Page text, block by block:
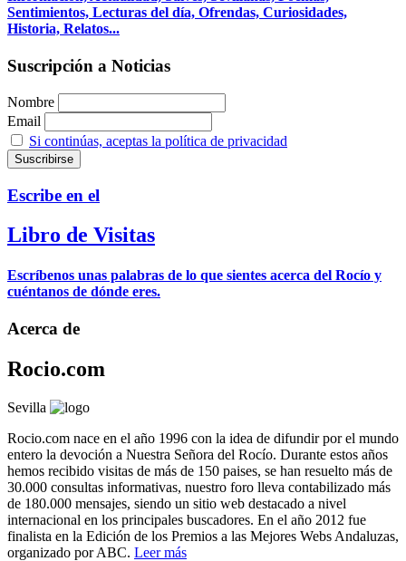
Sentimientos, Lecturas del día, Ofrendas, Curiosidades,
Historia, Relatos...
Suscripción a Noticias
Nombre
Email
Si continúas, aceptas la política de privacidad
Escribe en el
Libro de Visitas
Escríbenos unas palabras de lo que sientes acerca del Rocío y
cuéntanos de dónde eres.
Acerca de
Rocio.com
Sevilla
Rocio.com nace en el año 1996 con la idea de difundir por el mundo
entero la devoción a Nuestra Señora del Rocío. Durante estos años
hemos recibido visitas de más de 150 paises, se han resuelto más de
30.000 consultas informativas, nuestro foro lleva contabilizado más
de 180.000 mensajes, siendo un sitio web destacado a nivel
internacional en los principales buscadores. En el año 2012 fue
finalista en la Edición de los Premios a las Mejores Webs Andaluzas,
organizado por ABC. Leer más